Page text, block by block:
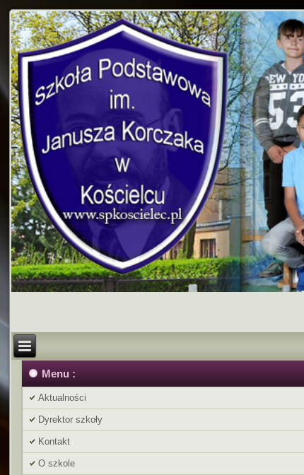
Menu :
Aktualności
Dyrektor szkoły
Kontakt
O szkole